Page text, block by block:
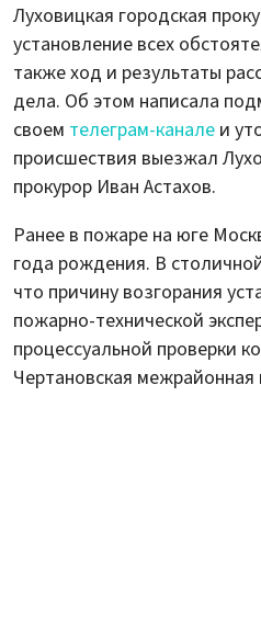
Луховицкая городская
установление всех
также ход и результаты
дела. Об этом написала
своем телеграм-канале и
происшествия выезжал
прокурор Иван Астахов.
Ранее в пожаре на юге
года рождения. В
что причину возгорания
пожарно-технической
процессуальной проверки
Чертановская межрайонная